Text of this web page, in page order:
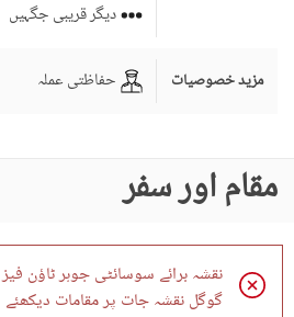
دیگر قریبی جگہیں
مزید خصوصیات حفاظتی عملہ
مقام اور سفر
نقشہ برائے سوسائٹی جوہر ٹاؤن فیز 2 - بلاک ایچ3 دستیاب نہیں ہے۔
گوگل نقشہ جات پر مقامات دیکھئے